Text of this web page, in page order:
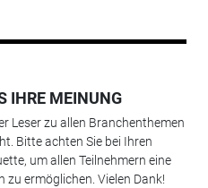
IHRE MEINUNG
Leser zu allen Branchenthemen
Bitte achten Sie bei Ihren
um allen Teilnehmern eine
ermöglichen. Vielen Dank!